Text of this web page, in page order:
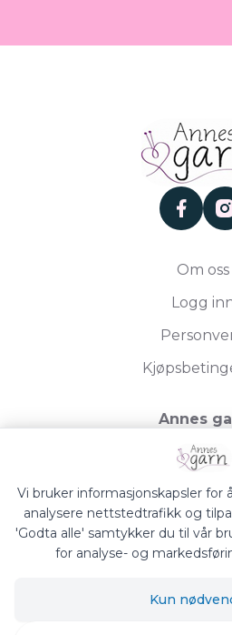
Om oss
Logg
Annes
Storgata 19,
Org.nr.
Vi bruker informasjonskapsler for
analysere nettstedtrafikk og
'Godta alle' samtykker du til vår
for analyse- og
Kun